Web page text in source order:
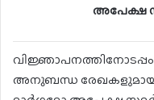
അപേക്ഷ
വിജ്ഞാപനത്തിനോടപ്പം
അനുബന്ധ രേഖകളുമായി